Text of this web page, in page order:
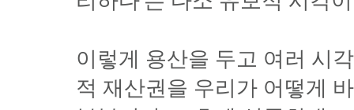
이렇게 용산을 두고 여러 시
적 재산권을 우리가 어떻게